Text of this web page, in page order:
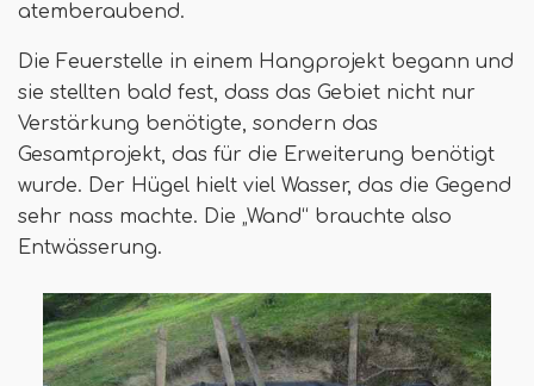
atemberaubend.
Die Feuerstelle in einem Hangprojekt begann und
sie stellten bald fest, dass das Gebiet nicht nur
Verstärkung benötigte, sondern das
Gesamtprojekt, das für die Erweiterung benötigt
wurde. Der Hügel hielt viel Wasser, das die Gegend
sehr nass machte. Die „Wand“ brauchte also
Entwässerung.